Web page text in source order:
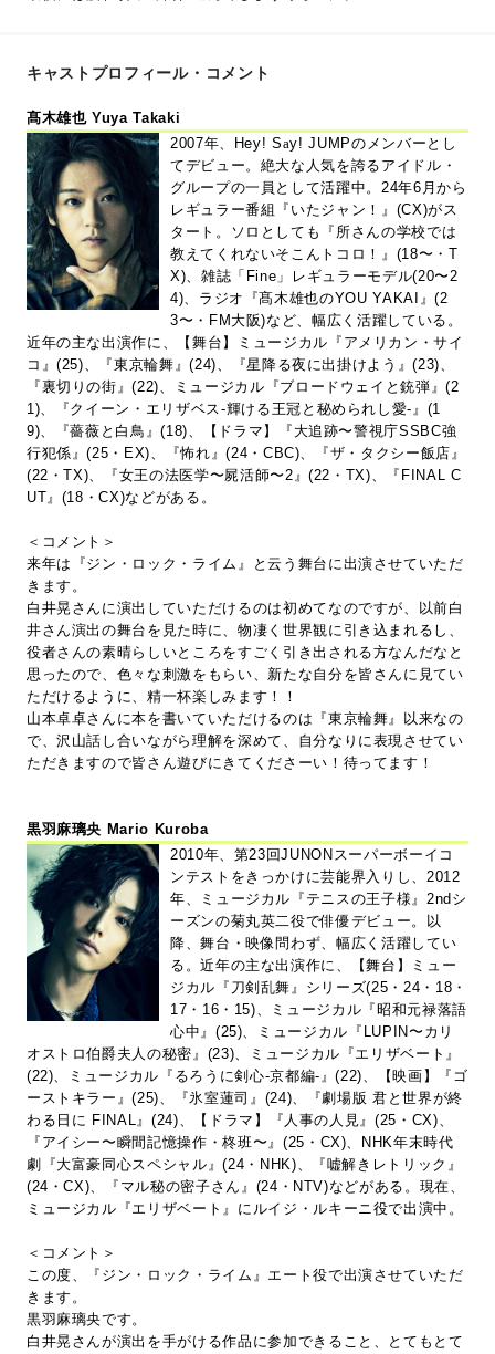
キャストプロフィール・コメント
髙木雄也 Yuya Takaki
2007年、Hey! Say! JUMPのメンバーとし
てデビュー。絶大な人気を誇るアイドル・
グループの一員として活躍中。24年6月から
レギュラー番組『いたジャン！』(CX)がス
タート。ソロとしても『所さんの学校では
教えてくれないそこんトコロ！』(18〜・T
X)、雑誌「Fine」レギュラーモデル(20〜2
4)、ラジオ『髙木雄也のYOU YAKAI』(2
3〜・FM大阪)など、幅広く活躍している。
近年の主な出演作に、【舞台】ミュージカル『アメリカン・サイ
コ』(25)、『東京輪舞』(24)、『星降る夜に出掛けよう』(23)、
『裏切りの街』(22)、ミュージカル『ブロードウェイと銃弾』(2
1)、『クイーン・エリザベス-輝ける王冠と秘められし愛-』(1
9)、『薔薇と白鳥』(18)、【ドラマ】『大追跡〜警視庁SSBC強
行犯係』(25・EX)、『怖れ』(24・CBC)、『ザ・タクシー飯店』
(22・TX)、『女王の法医学〜屍活師〜2』(22・TX)、『FINAL C
UT』(18・CX)などがある。
＜コメント＞
来年は『ジン・ロック・ライム』と云う舞台に出演させていただ
きます。
白井晃さんに演出していただけるのは初めてなのですが、以前白
井さん演出の舞台を見た時に、物凄く世界観に引き込まれるし、
役者さんの素晴らしいところをすごく引き出される方なんだなと
思ったので、色々な刺激をもらい、新たな自分を皆さんに見てい
ただけるように、精一杯楽しみます！！
山本卓卓さんに本を書いていただけるのは『東京輪舞』以来なの
で、沢山話し合いながら理解を深めて、自分なりに表現させてい
ただきますので皆さん遊びにきてくださーい！待ってます！
黒羽麻璃央 Mario Kuroba
2010年、第23回JUNONスーパーボーイコ
ンテストをきっかけに芸能界入りし、2012
年、ミュージカル『テニスの王子様』2ndシ
ーズンの菊丸英二役で俳優デビュー。以
降、舞台・映像問わず、幅広く活躍してい
る。近年の主な出演作に、【舞台】ミュー
ジカル『刀剣乱舞』シリーズ(25・24・18・
17・16・15)、ミュージカル『昭和元禄落語
心中』(25)、ミュージカル『LUPIN〜カリ
オストロ伯爵夫人の秘密』(23)、ミュージカル『エリザベート』
(22)、ミュージカル『るろうに剣心-京都編-』(22)、【映画】『ゴ
ーストキラー』(25)、『氷室蓮司』(24)、『劇場版 君と世界が終
わる日に FINAL』(24)、【ドラマ】『人事の人見』(25・CX)、
『アイシー〜瞬間記憶操作・柊班〜』(25・CX)、NHK年末時代
劇『大富豪同心スペシャル』(24・NHK)、『嘘解きレトリック』
(24・CX)、『マル秘の密子さん』(24・NTV)などがある。現在、
ミュージカル『エリザベート』にルイジ・ルキーニ役で出演中。
＜コメント＞
この度、『ジン・ロック・ライム』エート役で出演させていただ
きます。
黒羽麻璃央です。
白井晃さんが演出を手がける作品に参加できること、とてもとて